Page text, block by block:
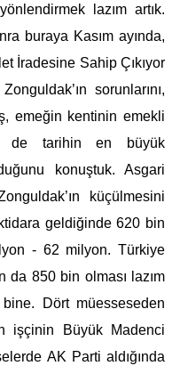
lazım artık.
buraya Kasım ayında,
İradesine Sahip Çıkıyor
sorunlarını,
emeğin kentinin emekli
de tarihin en büyük
konuştuk. Asgari
küçülmesini
geldiğinde 620 bin
- 62 milyon. Türkiye
da 850 bin olması lazım
Dört müesseseden
işçinin Büyük Madenci
AK Parti aldığında